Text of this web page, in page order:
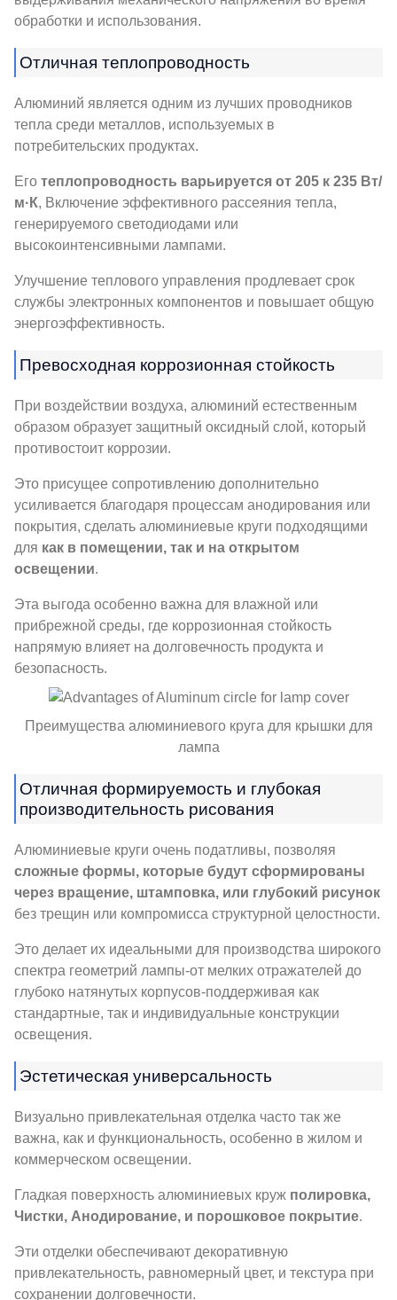
обработки и использования.
Отличная теплопроводность
Алюминий является одним из лучших проводников
тепла среди металлов, используемых в
потребительских продуктах.
Его теплопроводность варьируется от 205 к 235 Вт/
м·К, Включение эффективного рассеяния тепла,
генерируемого светодиодами или
высокоинтенсивными лампами.
Улучшение теплового управления продлевает срок
службы электронных компонентов и повышает общую
энергоэффективность.
Превосходная коррозионная стойкость
При воздействии воздуха, алюминий естественным
образом образует защитный оксидный слой, который
противостоит коррозии.
Это присущее сопротивлению дополнительно
усиливается благодаря процессам анодирования или
покрытия, сделать алюминиевые круги подходящими
для как в помещении, так и на открытом
освещении.
Эта выгода особенно важна для влажной или
прибрежной среды, где коррозионная стойкость
напрямую влияет на долговечность продукта и
безопасность.
Преимущества алюминиевого круга для крышки для
лампа
Отличная формируемость и глубокая
производительность рисования
Алюминиевые круги очень податливы, позволяя
сложные формы, которые будут сформированы
через вращение, штамповка, или глубокий рисунок
без трещин или компромисса структурной целостности.
Это делает их идеальными для производства широкого
спектра геометрий лампы-от мелких отражателей до
глубоко натянутых корпусов-поддерживая как
стандартные, так и индивидуальные конструкции
освещения.
Эстетическая универсальность
Визуально привлекательная отделка часто так же
важна, как и функциональность, особенно в жилом и
коммерческом освещении.
Гладкая поверхность алюминиевых круж полировка,
Чистки, Анодирование, и порошковое покрытие.
Эти отделки обеспечивают декоративную
привлекательность, равномерный цвет, и текстура при
сохранении долговечности.